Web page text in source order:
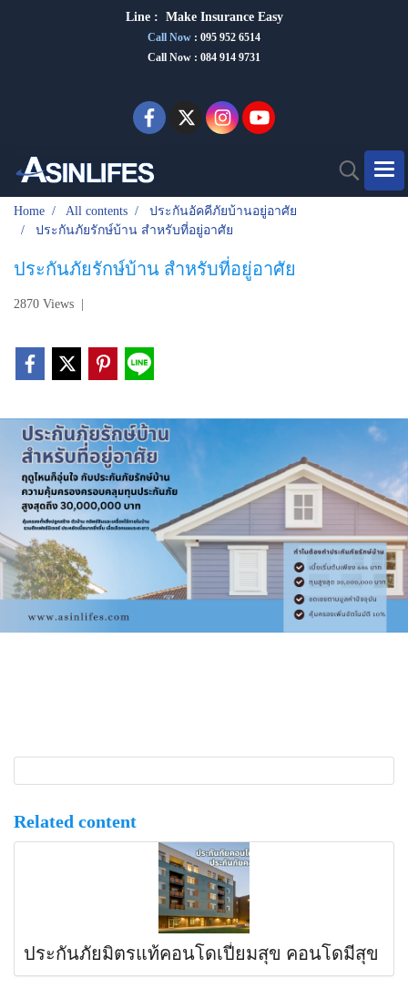
Line : Make Insurance Easy
Call Now : 095 952 6514
Call Now : 084 914 9731
Home All contents
ประกันอัคคีภัยบ้านอยู่อาศัย
ประกันภัยรักษ์บ้าน สำหรับที่อยู่อาศัย
ประกันภัยรักษ์บ้าน สำหรับที่อยู่อาศัย
2870 Views
Related content
ประกันภัยมิตรแท้คอนโดเปี่ยมสุข คอนโดมีสุข